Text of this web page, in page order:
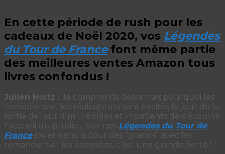
En cette période de rush pour les
cadeaux de Noël 2020, vos Légendes
du Tour de Francefont même partie
des meilleures ventes Amazon tous
livres confondus !
Julien Holtz : Je comprends désormais pourquoi les
comédiens et les réalisateurs sont excités le jour de la
sortie de leur film ! Fébriles et impatients de découvrir
l’accueil du public… Voir nos Légendes du Tour de
Francejouer dans la cour des “grands” avec les
romanciers et les essayistes, c’est une grande fierté !